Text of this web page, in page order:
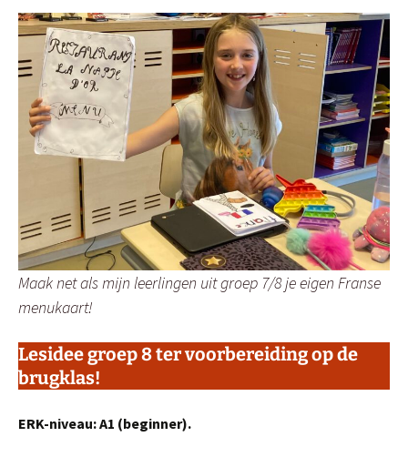
Maak net als mijn leerlingen uit groep 7/8 je eigen Franse
menukaart!
Lesidee groep 8 ter voorbereiding op de
brugklas!
ERK-niveau: A1 (beginner).